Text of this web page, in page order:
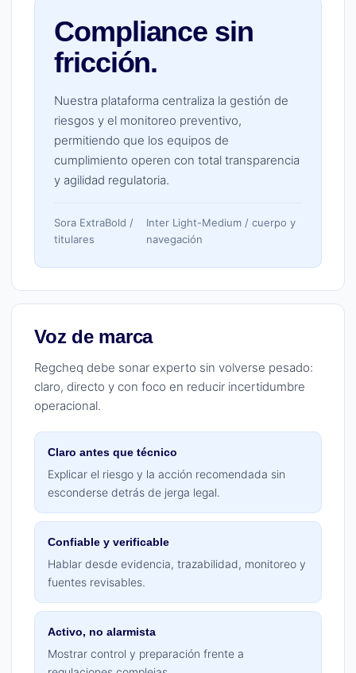
Compliance sin
fricción.
Nuestra plataforma centraliza la gestión de
riesgos y el monitoreo preventivo,
permitiendo que los equipos de
cumplimiento operen con total transparencia
y agilidad regulatoria.
Sora ExtraBold /
titulares
Inter Light-Medium / cuerpo y
navegación
Voz de marca
Regcheq debe sonar experto sin volverse pesado:
claro, directo y con foco en reducir incertidumbre
operacional.
Claro antes que técnico
Explicar el riesgo y la acción recomendada sin
esconderse detrás de jerga legal.
Confiable y verificable
Hablar desde evidencia, trazabilidad, monitoreo y
fuentes revisables.
Activo, no alarmista
Mostrar control y preparación frente a